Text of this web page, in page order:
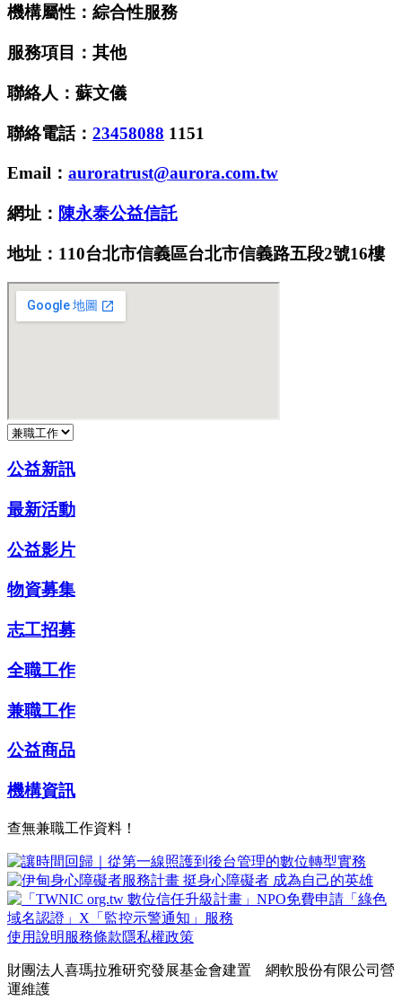
機構屬性：綜合性服務
服務項目：其他
聯絡人：蘇文儀
聯絡電話： 23458088 1151
Email： auroratrust@aurora.com.tw
網址： 陳永泰公益信託
地址：110台北市信義區台北市信義路五段2號16樓
公益新訊
最新活動
公益影片
物資募集
志工招募
全職工作
兼職工作
公益商品
機構資訊
查無兼職工作資料！
使用說明 服務條款隱私權政策
財團法人喜瑪拉雅研究發展基金會建置 網軟股份有限公司營
運維護